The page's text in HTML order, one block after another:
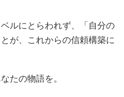
ルにとらわれず、「自分の
が、これからの信頼構築に
たの物語を。